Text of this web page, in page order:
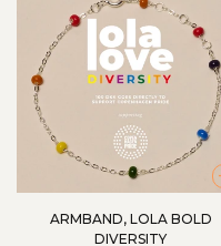
ARMBAND, LOLA BOLD
DIVERSITY